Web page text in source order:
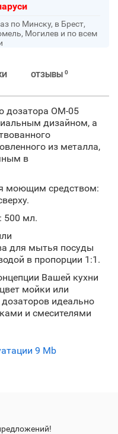
по Минску, в Брест,
Могилев и по всем
ОТЗЫВЫ 0
дозатора OM-05
дизайном, а
из металла,
в
моющим средством:
500 мл.
для мытья посуды
в пропорции 1:1.
Вашей кухни
мойки или
идеально
и смесителями
9 Mb